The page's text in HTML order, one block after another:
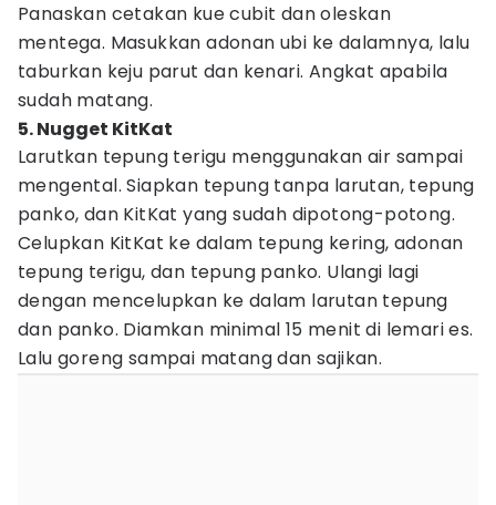
Panaskan cetakan kue cubit dan oleskan
mentega. Masukkan adonan ubi ke dalamnya, lalu
taburkan keju parut dan kenari. Angkat apabila
sudah matang.
5. Nugget KitKat
Larutkan tepung terigu menggunakan air sampai
mengental. Siapkan tepung tanpa larutan, tepung
panko, dan KitKat yang sudah dipotong-potong.
Celupkan KitKat ke dalam tepung kering, adonan
tepung terigu, dan tepung panko. Ulangi lagi
dengan mencelupkan ke dalam larutan tepung
dan panko. Diamkan minimal 15 menit di lemari es.
Lalu goreng sampai matang dan sajikan.